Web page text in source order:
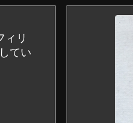
ィリ
てい